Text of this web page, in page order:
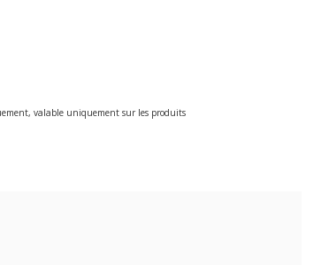
valable uniquement sur les produits